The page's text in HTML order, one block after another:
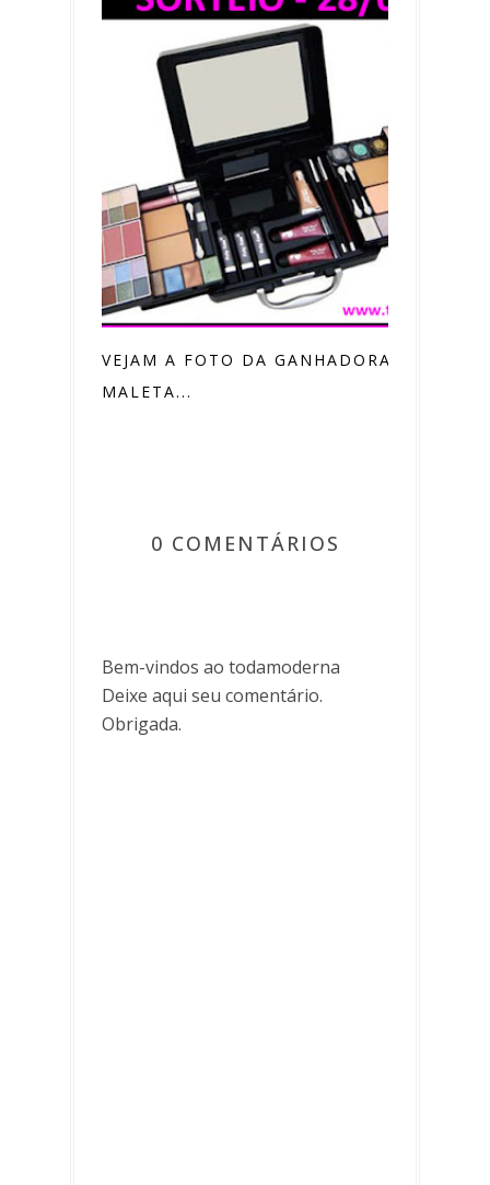
VEJAM A FOTO DA GANHADORA DA
MALETA...
0 COMENTÁRIOS
Bem-vindos ao todamoderna
Deixe aqui seu comentário.
Obrigada.